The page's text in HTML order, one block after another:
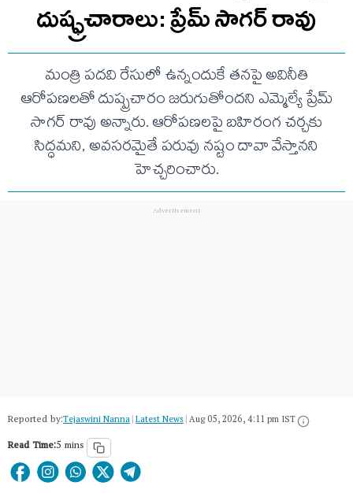
దుష్ఫ్రచారాలు: ప్రేమ్ సాగర్ రావు
మంత్రి పదవి రేసులో ఉన్నందుకే తనపై అవినీతి
ఆరోపణలతో దుష్ప్రచారం జరుగుతోందని ఎమ్మెల్యే ప్రేమ్
సాగర్ రావు అన్నారు. ఆరోపణలపై బహిరంగ చర్చకు
సిద్ధమని, అవసరమైతే పరువు నష్టం దావా వేస్తానని
హెచ్చరించారు.
Reported by:Tejaswini Nanna|Latest News|Aug 05, 2026, 4:11 pm IST
Read Time:5 mins